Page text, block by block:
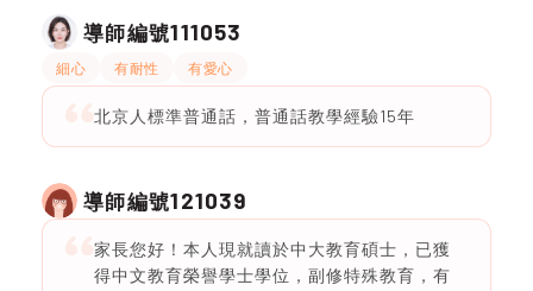
導師編號111053
細心 有耐性 有愛心
北京人標準普通話，普通話教學經驗15年
導師編號121039
家長您好！本人現就讀於中大教育碩士，已獲
得中文教育榮譽學士學位，副修特殊教育，有